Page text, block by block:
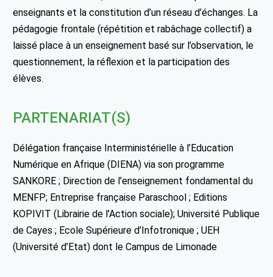
enseignants et la constitution d’un réseau d’échanges. La
pédagogie frontale (répétition et rabâchage collectif) a
laissé place à un enseignement basé sur l’observation, le
questionnement, la réflexion et la participation des
élèves.
PARTENARIAT(S)
Délégation française Interministérielle à l’Education
Numérique en Afrique (DIENA) via son programme
SANKORE ; Direction de l’enseignement fondamental du
MENFP; Entreprise française Paraschool ; Editions
KOPIVIT (Librairie de l’Action sociale); Université Publique
de Cayes ; Ecole Supérieure d’Infotronique ; UEH
(Université d’Etat) dont le Campus de Limonade